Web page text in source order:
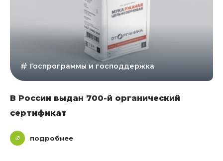
Госпрограммы и господдержка
В России выдан 700-й органический
сертификат
подробнее